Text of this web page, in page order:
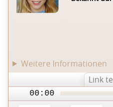
Weitere Informationen
Link
00:00